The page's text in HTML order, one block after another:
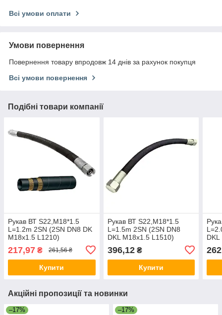
Всі умови оплати
Умови повернення
Повернення товару впродовж 14 днів за рахунок покупця
Всі умови повернення
Подібні товари компанії
Рукав ВТ S22,M18*1.5
L=1.2m 2SN (2SN DN8 DK
M18x1.5 L1210)
217,97 ₴ 261,56 ₴
Купити
Рукав ВТ S22,M18*1.5
L=1.5m 2SN (2SN DN8
DKL M18x1.5 L1510)
396,12₴
Купити
Акційні пропозиції та новинки
–17% –17%